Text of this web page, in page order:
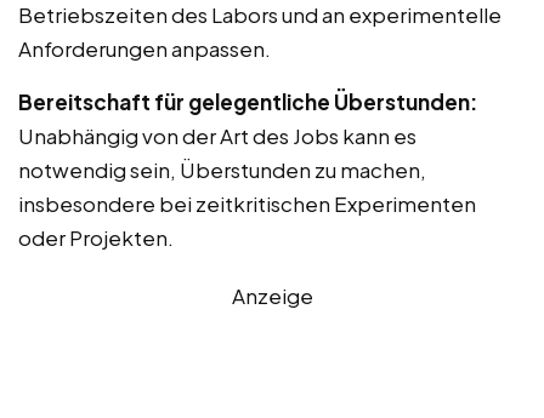
Betriebszeiten des Labors und an experimentelle
Anforderungen anpassen.
Bereitschaft für gelegentliche Überstunden:
Unabhängig von der Art des Jobs kann es
notwendig sein, Überstunden zu machen,
insbesondere bei zeitkritischen Experimenten
oder Projekten.
Anzeige